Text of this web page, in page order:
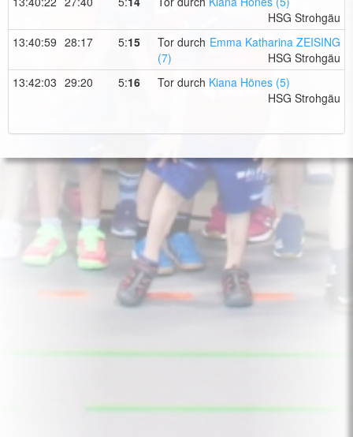
HSG Strohgäu
13:40:59 28:17 5:15 Tor durch Emma Katharina ZEISING
(7)
HSG Strohgäu
13:42:03 29:20 5:16 Tor durch Kiana Hönes (5)
HSG Strohgäu